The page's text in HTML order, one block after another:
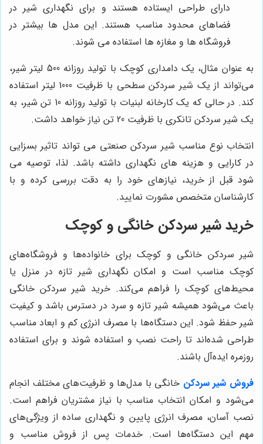
دارای طراحی ایستاده هستند و برای نگهداری شیر در
فضاهای محدود مناسب هستند. این مدل ها بیشتر در
فروشگاه ها و مغازه ها استفاده می شوند.
به عنوان مثال، یک دامداری کوچک با تولید روزانه 500 لیتر شیر،
می‌تواند از یک شیر سردکن سطحی با ظرفیت 1000 لیتر استفاده
کند. در حالی که یک کارخانه لبنیات با تولید روزانه 10 تن شیر، به
یک شیر سردکن تانکری با ظرفیت 20 تن نیاز خواهد داشت.
انتخاب نوع مناسب شیر سردکن صنعتی می تواند تاثیر بسزایی
در کارایی و هزینه های نگهداری داشته باشد. لذا، توصیه می
شود قبل از خرید، نیازهای خود را به دقت بررسی کرده و با
کارشناسان متخصص مشورت نمایید.
خرید شیر سردکن خانگی و کوچک
شیر سردکن خانگی و کوچک برای خانواده‌ها و فروشگاه‌های
کوچک مناسب است و امکان نگهداری شیر تازه در منزل یا
محیط‌های کوچک را فراهم می‌کند. خرید شیر سردکن خانگی
باعث می‌شود همیشه شیر تازه و سرد در دسترس باشد و کیفیت
شیر حفظ شود. این دستگاه‌ها با مصرف انرژی کم و ابعاد مناسب
طراحی شده‌اند تا راحت نصب و استفاده شوند و برای استفاده
روزمره ایده‌آل باشند.
فروش شیر سردکن خانگی با مدل‌ها و ظرفیت‌های مختلف انجام
می‌شود و امکان انتخاب مناسب با نیاز مشتریان فراهم است.
نصب آسان، مصرف انرژی پایین و نگهداری ساده از ویژگی‌های
مهم این دستگاه‌ها است. خدمات پس از فروش مناسب و